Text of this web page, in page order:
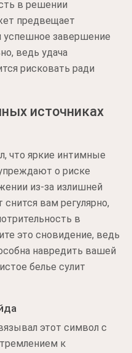
в решении
предвещает
завершение
ведь удача
рисковать ради
источниках
что яркие интимные
о риске
из-за излишней
вам регулярно,
в
это сновидение, ведь
навредить вашей
белье сулит
этот символ с
к